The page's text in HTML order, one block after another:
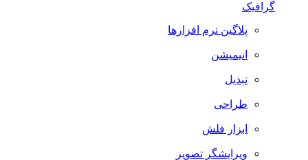
گرافیک
پلاگین نرم افزارها
انیمیشن
تبدیل
طراحی
ابزار فلش
ویرایشگر تصویر